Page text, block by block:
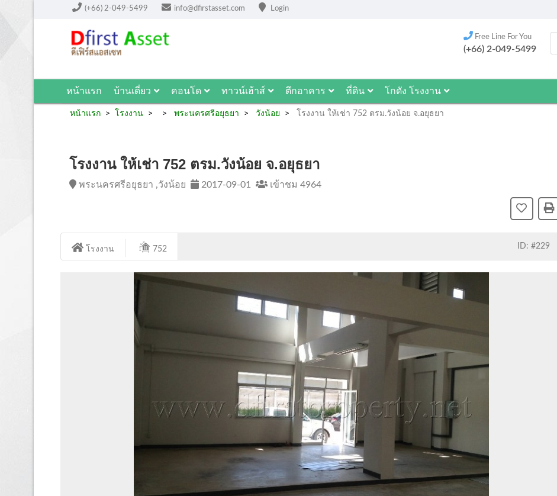
(+66) 2-049-5499 info@dfirstasset.com Login
Free Line For You
(+66) 2-049-5499
หน้าแรก บ้านเดี่ยว คอนโด ทาวน์เฮ้าส์ ตึกอาคาร ที่ดิน โกดัง โรงงาน
หน้าแรก โรงงาน พระนครศรีอยุธยา วังน้อย โรงงาน ให้เช่า 752 ตรม.วังน้อย จ.อยุธยา
โรงงาน ให้เช่า 752 ตรม.วังน้อย จ.อยุธยา
พระนครศรีอยุธยา ,วังน้อย 2017-09-01 เข้าชม 4964
โรงงาน 752 ID: #229